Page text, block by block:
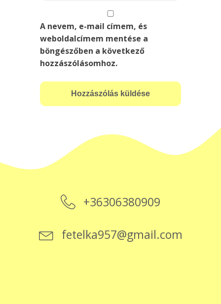
A nevem, e-mail címem, és
weboldalcímem mentése a
böngészőben a következő
hozzászólásomhoz.
+36306380909
fetelka957@gmail.com